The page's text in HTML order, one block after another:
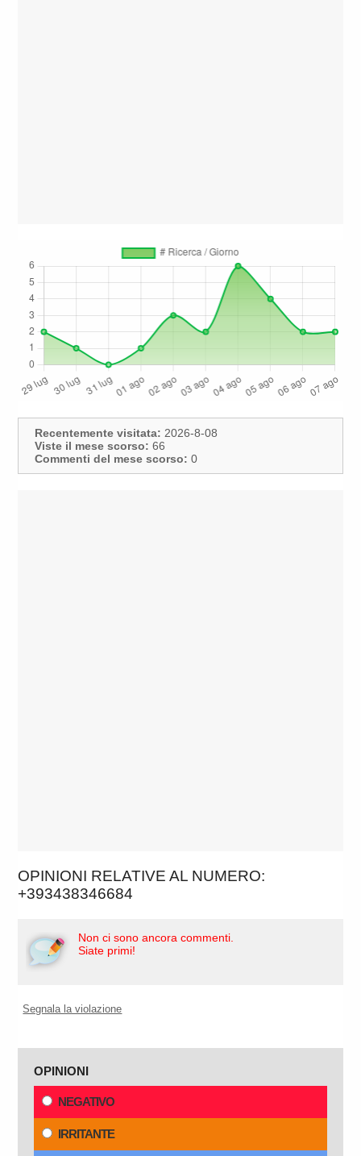
Recentemente visitata: 2026-8-08
Viste il mese scorso: 66
Commenti del mese scorso: 0
OPINIONI RELATIVE AL NUMERO:
+393438346684
Non ci sono ancora commenti.
Siate primi!
Segnala la violazione
OPINIONI
NEGATIVO
IRRITANTE